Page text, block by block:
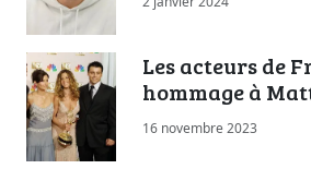
Les acteurs de
hommage à
16 novembre 2023